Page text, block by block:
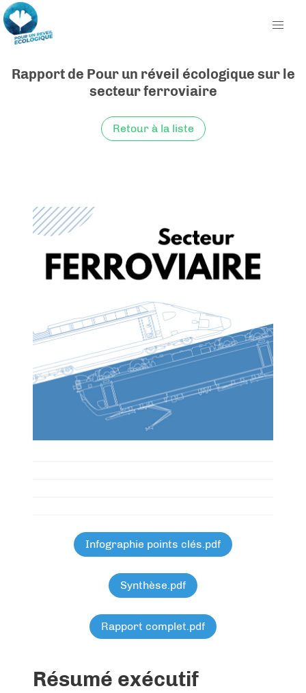
Rapport de Pour un réveil écologique sur le
secteur ferroviaire
Retour à la liste
Infographie points clés.pdf
Synthèse.pdf
Rapport complet.pdf
Résumé exécutif